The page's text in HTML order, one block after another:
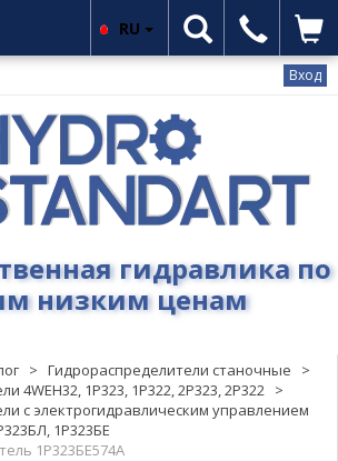
Вход
гидравлика по
низким ценам
RU
> Гидрораспределители станочные
>
4WEH32, 1Р323, 1Р322, 2Р323, 2Р322 >
с электрогидравлическим управлением
1Р323БЕ
1Р323БЕ574А